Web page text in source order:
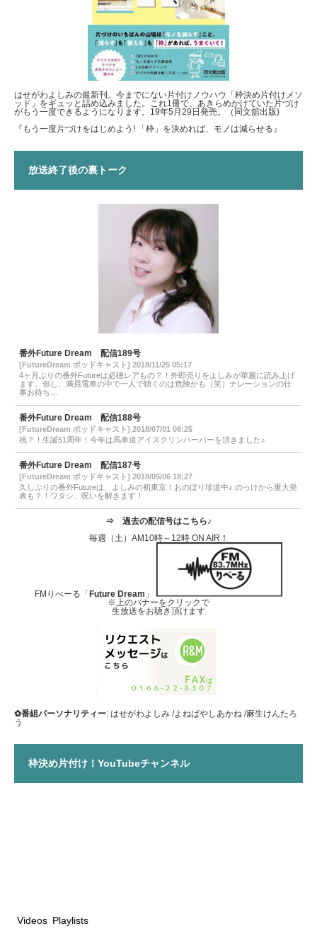
はせがわよしみの最新刊。今までにない片付けノウハウ「枠決め片付けメソ
ッド」をギュッと詰め込みました。これ1冊で、あきらめかけていた片づけ
がもう一度できるようになります。19年5月29日発売。（同文舘出版)
『もう一度片づけをはじめよう! 「枠」を決めれば、モノは減らせる』
放送終了後の裏トーク
番外Future Dream 配信189号
[FutureDream ポッドキャスト] 2018/11/25 05:17
4ヶ月ぶりの番外Futureは必聴レアもの？！外郎売りをよしみが華麗に読み上げ
ます。但し、満員電車の中で一人で聴くのは危険かも（笑）ナレーションの仕
事お待ち…
番外Future Dream 配信188号
[FutureDream ポッドキャスト] 2018/07/01 06:25
祝？！生誕51周年！今年は馬車道アイスクリンハーバーを頂きました♪
番外Future Dream 配信187号
[FutureDream ポッドキャスト] 2018/05/06 18:27
久しぶりの番外Futureは、よしみの初東京！おのぼり珍道中♪ のっけから重大発
表も？！ワタシ、呪いを解きます！
⇒ 過去の配信号はこちら♪
毎週（土）AM10時～12時 ON AIR！
FMりべーる「Future Dream 」
※上のバナーをクリックで
生放送をお聴き頂けます
✿番組パーソナリティー: はせがわよしみ /よねばやしあかね /麻生けんたろ
う
枠決め片付け！YouTubeチャンネル
Videos Playlists